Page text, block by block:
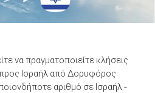
να πραγματοποιείτε κλήσεις
Ισραήλ από Δορυφόρος
αριθμό σε Ισραήλ -